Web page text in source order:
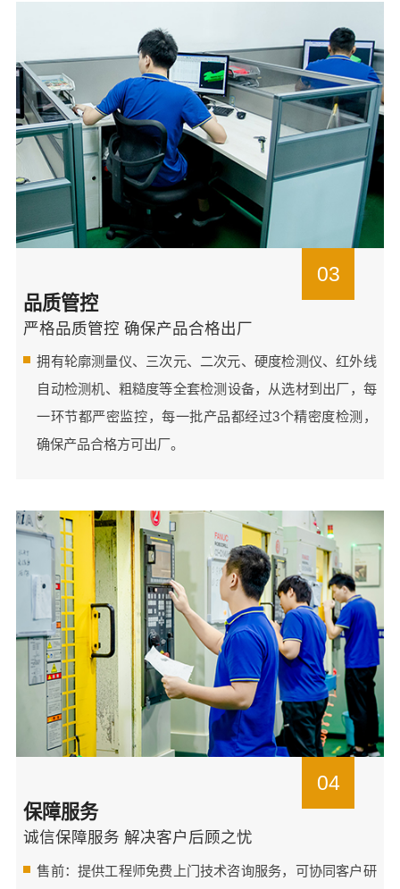
03
品质管控
严格品质管控 确保产品合格出厂
拥有轮廓测量仪、三次元、二次元、硬度检测仪、红外线
自动检测机、粗糙度等全套检测设备，从选材到出厂，每
一环节都严密监控，每一批产品都经过3个精密度检测，
确保产品合格方可出厂。
04
保障服务
诚信保障服务 解决客户后顾之忧
售前：提供工程师免费上门技术咨询服务，可协同客户研